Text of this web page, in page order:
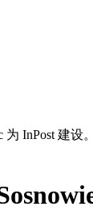
为 InPost 建